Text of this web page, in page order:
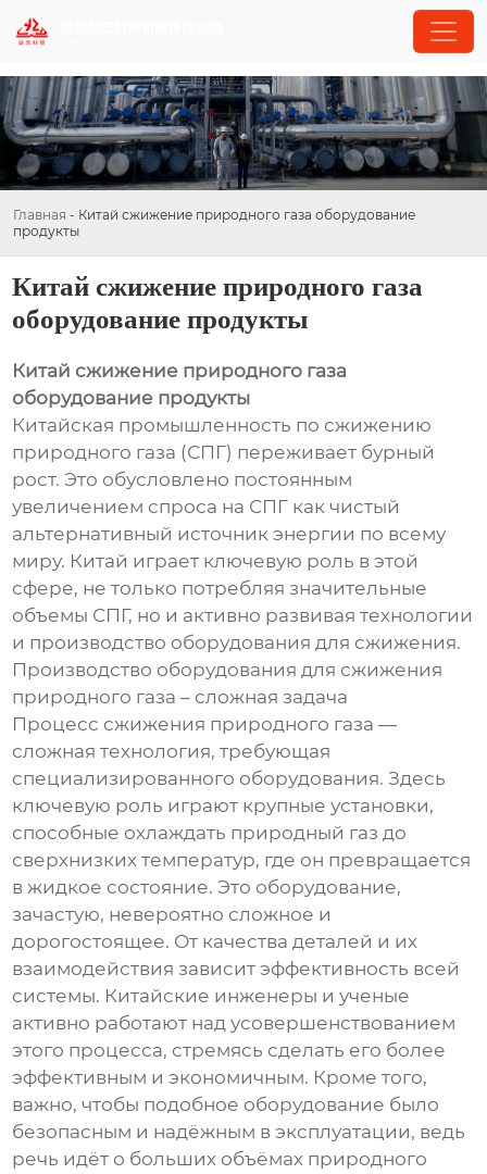
Главная - Китай сжижение природного газа оборудование
продукты
Китай сжижение природного газа
оборудование продукты
Китай сжижение природного газа
оборудование продукты
Китайская промышленность по сжижению
природного газа (СПГ) переживает бурный
рост. Это обусловлено постоянным
увеличением спроса на СПГ как чистый
альтернативный источник энергии по всему
миру. Китай играет ключевую роль в этой
сфере, не только потребляя значительные
объемы СПГ, но и активно развивая технологии
и производство оборудования для сжижения.
Производство оборудования для сжижения
природного газа – сложная задача
Процесс сжижения природного газа —
сложная технология, требующая
специализированного оборудования. Здесь
ключевую роль играют крупные установки,
способные охлаждать природный газ до
сверхнизких температур, где он превращается
в жидкое состояние. Это оборудование,
зачастую, невероятно сложное и
дорогостоящее. От качества деталей и их
взаимодействия зависит эффективность всей
системы. Китайские инженеры и ученые
активно работают над усовершенствованием
этого процесса, стремясь сделать его более
эффективным и экономичным. Кроме того,
важно, чтобы подобное оборудование было
безопасным и надёжным в эксплуатации, ведь
речь идёт о больших объёмах природного